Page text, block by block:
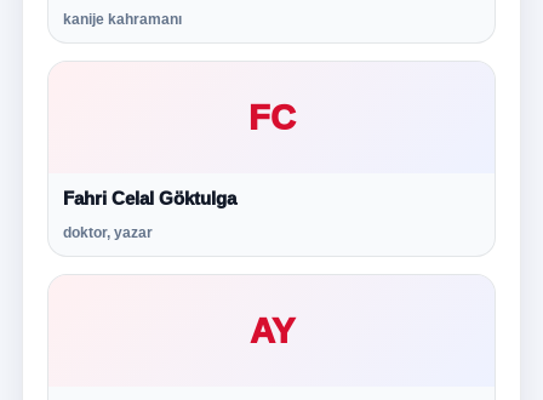
kanije kahramanı
FC
Fahri Celal Göktulga
doktor, yazar
AY